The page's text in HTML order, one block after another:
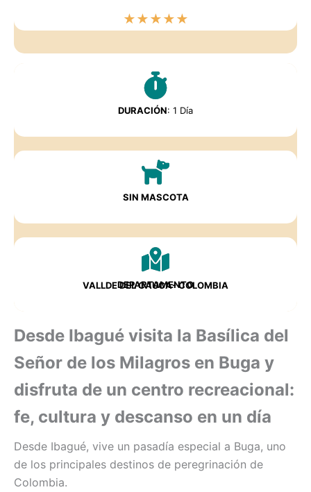
★★★★★
DURACIÓN: 1 Día
SIN MASCOTA
DEPARTAMENTO
VALLDE DEL CAUCA- COLOMBIA
Desde Ibagué visita la Basílica del
Señor de los Milagros en Buga y
disfruta de un centro recreacional:
fe, cultura y descanso en un día
Desde Ibagué, vive un pasadía especial a Buga, uno
de los principales destinos de peregrinación de
Colombia.